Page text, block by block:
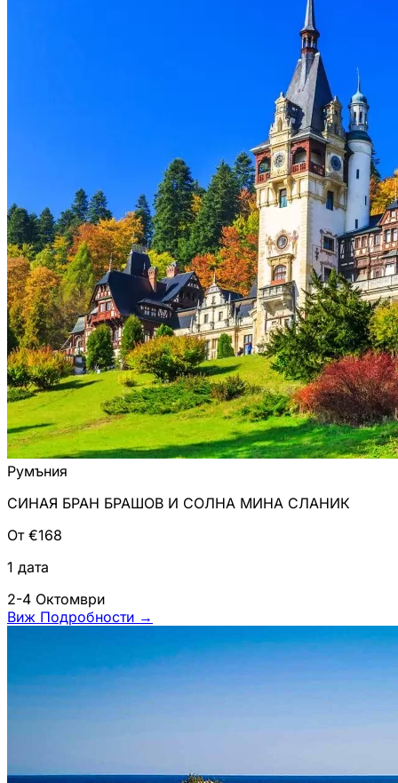
Румъния
СИНАЯ БРАН БРАШОВ И СОЛНА МИНА СЛАНИК
От €168
1 дата
2-4 Октомври
Виж Подробности →